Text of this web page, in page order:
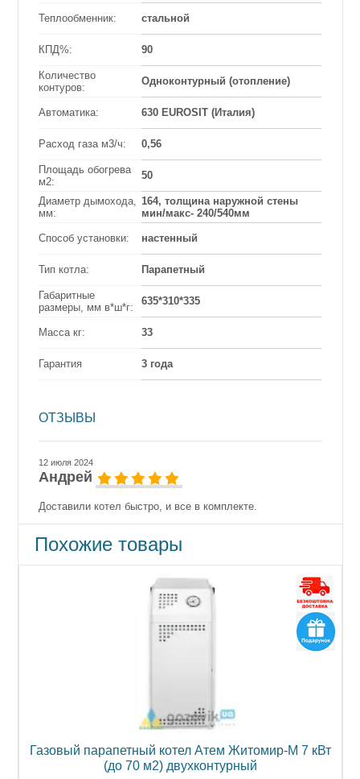
Теплообменник: стальной
КПД%: 90
Количество
контуров:
Одноконтурный (отопление)
Автоматика: 630 EUROSIT (Италия)
Расход газа м3/ч: 0,56
Площадь обогрева
м2:
50
Диаметр дымохода,
мм:
164, толщина наружной стены
мин/макс- 240/540мм
Способ установки: настенный
Тип котла: Парапетный
Габаритные
размеры, мм в*ш*г:
635*310*335
Масса кг: 33
Гарантия 3 года
ОТЗЫВЫ
12 июля 2024
Андрей
Доставили котел быстро, и все в комплекте.
Похожие товары
Газовый парапетный котел Атем Житомир-М 7 кВт
(до 70 м2) двухконтурный